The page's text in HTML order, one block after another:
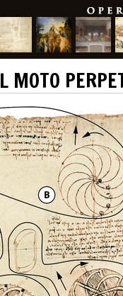
MOTO